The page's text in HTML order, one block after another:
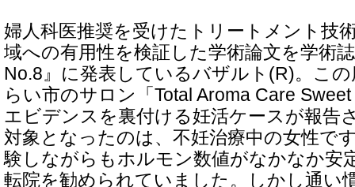
婦人科医推奨を受けたトリートメント技
域への有用性を検証した学術論文を学術
No.8』に発表しているバザルト(R)。こ
らい市のサロン「Total Aroma Care
エビデンスを裏付ける妊活ケースが報告
対象となったのは、不妊治療中の女性で
験しながらもホルモン数値がなかなか安
転院を勧められていました。しかし通い